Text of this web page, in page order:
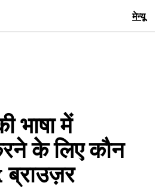
मेन्यू
भाषा में
के लिए कौन